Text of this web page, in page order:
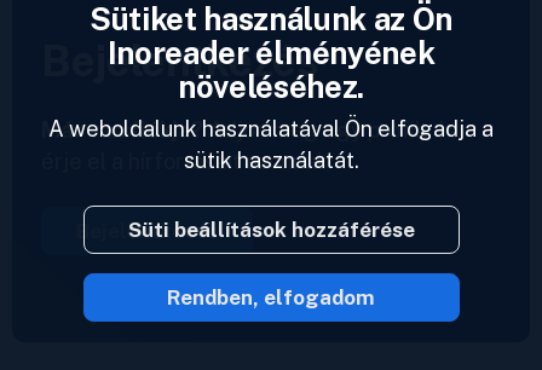
Bejelentkezés
Már van fiókja? Adjon meg egy profilt és
érje el a hírforrásait azonnal.
Bejelentkezés
2023 © Inoreader
Sütiket használunk az Ön
Inoreader élményének
növeléséhez.
A weboldalunk használatával Ön elfogadja a
sütik használatát.
Süti beállítások hozzáférése
Rendben, elfogadom